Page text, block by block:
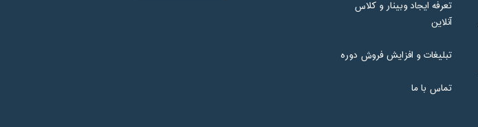
تعرفه ایجاد وبینار و کلاس
آنلاین
تبلیغات و افزایش فروش دوره
تماس با ما